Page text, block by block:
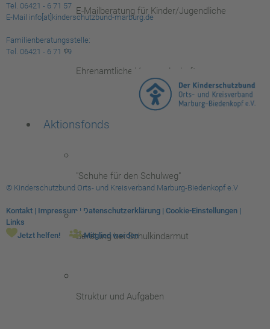
E-Mailberatung für Kinder/Jugendliche
Ehrenamtliche Vormundschaften
Aktionsfonds
"Schuhe für den Schulweg"
Beratung bei Schulkindarmut
Struktur und Aufgaben
Tel. 06421 - 6 71 57
E-Mail info[at]kinderschutzbund-marburg.de
Familienberatungsstelle:
Tel. 06421 - 6 71 19
© Kinderschutzbund Orts- und Kreisverband Marburg-Biedenkopf e.V
Kontakt | Impressum | Datenschutzerklärung | Cookie-Einstellungen |
Links
Jetzt helfen!
Mitglied werden